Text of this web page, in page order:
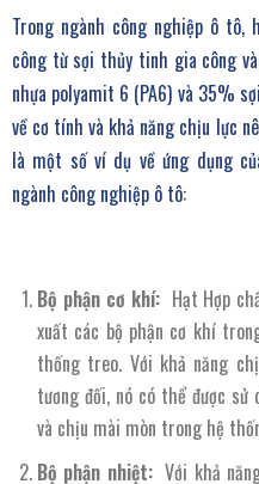
Trong ngành công nghiệp ô tô,
công từ sợi thủy tinh gia công
nhựa polyamit 6 (PA6) và 35%
về cơ tính và khả năng chịu lực
là một số ví dụ về ứng dụng
ngành công nghiệp ô tô:
Bộ phận cơ khí:Hạt Hợp
xuất các bộ phận cơ khí
thống treo. Với khả năng
tương đối, nó có thể được
và chịu mài mòn trong hệ
Bộ phận nhiệt:Với khả